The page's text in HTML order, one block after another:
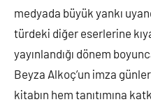
medyada büyük yankı
türdeki diğer eserlerine
yayınlandığı dönem
Beyza Alkoç’un imza
kitabın hem tanıtımına